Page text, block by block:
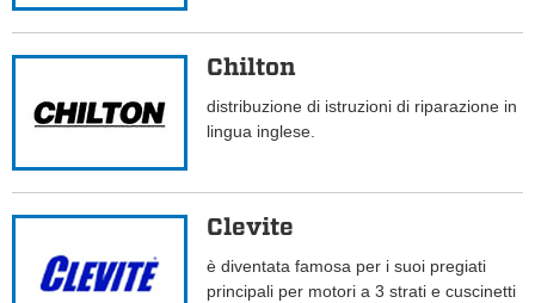
Chilton
distribuzione di istruzioni di riparazione in
lingua inglese.
Clevite
è diventata famosa per i suoi pregiati
principali per motori a 3 strati e cuscinetti